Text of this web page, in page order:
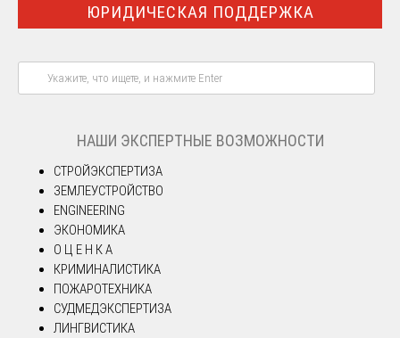
ЮРИДИЧЕСКАЯ ПОДДЕРЖКА
НАШИ ЭКСПЕРТНЫЕ ВОЗМОЖНОСТИ
СТРОЙЭКСПЕРТИЗА
ЗЕМЛЕУСТРОЙСТВО
ENGINEERING
ЭКОНОМИКА
О Ц Е Н К А
КРИМИНАЛИСТИКА
ПОЖАРОТЕХНИКА
СУДМЕДЭКСПЕРТИЗА
ЛИНГВИСТИКА